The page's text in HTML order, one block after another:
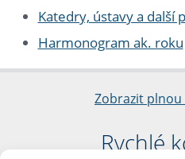
Katedry, ústavy a další
Harmonogram ak. roku
Zobrazit
Rychlé